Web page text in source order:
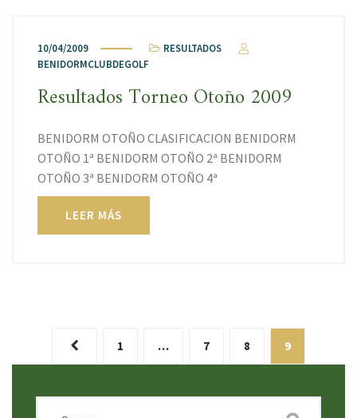
10/04/2009
RESULTADOS
BENIDORMCLUBDEGOLF
Resultados Torneo Otoño 2009
BENIDORM OTOÑO CLASIFICACION BENIDORM
OTOÑO 1ª BENIDORM OTOÑO 2ª BENIDORM
OTOÑO 3ª BENIDORM OTOÑO 4ª
LEER MÁS
1 … 7 8 9